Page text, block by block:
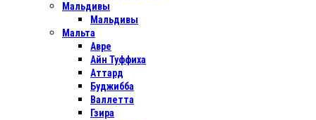
Мальдивы
Мальдивы
Мальта
Авре
Айн Туффиха
Аттард
Буджибба
Валлетта
Гзира